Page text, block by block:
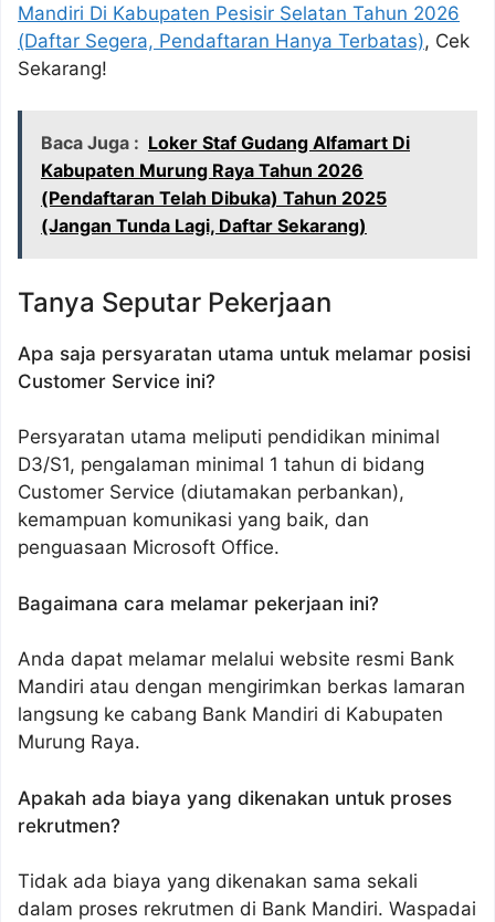
Mandiri Di Kabupaten Pesisir Selatan Tahun 2026
(Daftar Segera, Pendaftaran Hanya Terbatas), Cek
Sekarang!
Baca Juga : Loker Staf Gudang Alfamart Di
Kabupaten Murung Raya Tahun 2026
(Pendaftaran Telah Dibuka) Tahun 2025
(Jangan Tunda Lagi, Daftar Sekarang)
Tanya Seputar Pekerjaan
Apa saja persyaratan utama untuk melamar posisi
Customer Service ini?
Persyaratan utama meliputi pendidikan minimal
D3/S1, pengalaman minimal 1 tahun di bidang
Customer Service (diutamakan perbankan),
kemampuan komunikasi yang baik, dan
penguasaan Microsoft Office.
Bagaimana cara melamar pekerjaan ini?
Anda dapat melamar melalui website resmi Bank
Mandiri atau dengan mengirimkan berkas lamaran
langsung ke cabang Bank Mandiri di Kabupaten
Murung Raya.
Apakah ada biaya yang dikenakan untuk proses
rekrutmen?
Tidak ada biaya yang dikenakan sama sekali
dalam proses rekrutmen di Bank Mandiri. Waspadai